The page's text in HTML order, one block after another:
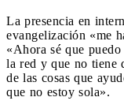
La presencia en
evangelización «me
«Ahora sé que
la red y que no tiene
de las cosas que
que no estoy sola».